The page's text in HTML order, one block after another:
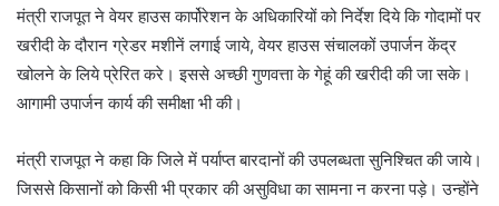
मंत्री राजपूत ने वेयर हाउस कार्पोरेशन के अधिकारियों को निर्देश दिये कि गोदामों पर
खरीदी के दौरान ग्रेडर मशीनें लगाई जाये, वेयर हाउस संचालकों उपार्जन केंद्र
खोलने के लिये प्रेरित करे। इससे अच्छी गुणवत्ता के गेहूं की खरीदी की जा सके।
आगामी उपार्जन कार्य की समीक्षा भी की।
मंत्री राजपूत ने कहा कि जिले में पर्याप्त बारदानों की उपलब्धता सुनिश्चित की जाये।
जिससे किसानों को किसी भी प्रकार की असुविधा का सामना न करना पड़े। उन्होंने